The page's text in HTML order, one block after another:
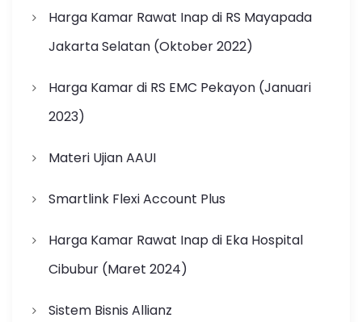
Harga Kamar Rawat Inap di RS Mayapada
Jakarta Selatan (Oktober 2022)
Harga Kamar di RS EMC Pekayon (Januari
2023)
Materi Ujian AAUI
Smartlink Flexi Account Plus
Harga Kamar Rawat Inap di Eka Hospital
Cibubur (Maret 2024)
Sistem Bisnis Allianz